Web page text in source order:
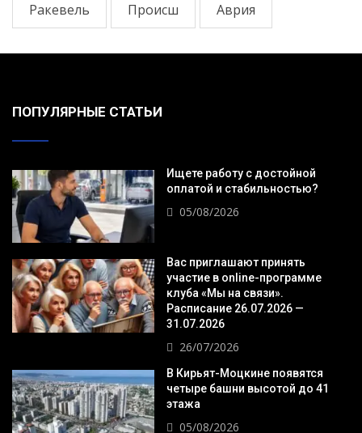
Ракевель Происш Аврия
ПОПУЛЯРНЫЕ СТАТЬИ
Ищете работу с достойной
оплатой и стабильностью?
05/08/2026
Вас приглашают принять
участие в online-программе
клуба «Мы на связи».
Расписание 26.07.2026 —
31.07.2026
26/07/2026
В Кирьят-Моцкине появятся
четыре башни высотой до 41
этажа
05/08/2026